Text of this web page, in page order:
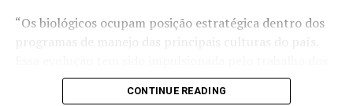
Ao final de 2025, o agronegócio mato-grossense
Em março de 2026, o total avançou para 444.218 postos
“Os biológicos ocupam posição estratégica dentro dos
programas de manejo das principais culturas do país.
canais de distribuição, que levam tecnologia,
conhecimento e confiança ao produtor rural”, assinala
CONTINUE READING